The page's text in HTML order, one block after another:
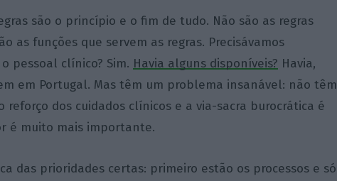
são o princípio e o fim de tudo. Não são as regras
as funções que servem as regras. Precisávamos
pessoal clínico? Sim. Havia alguns disponíveis? Havia,
em Portugal. Mas têm um problema insanável: não têm
reforço dos cuidados clínicos e a via-sacra burocrática é
é muito mais importante.
das prioridades certas: primeiro estão os processos e só